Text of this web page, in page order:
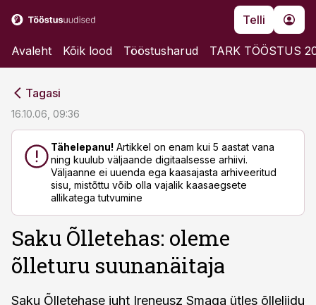
Telli
Avaleht Kõik lood Tööstusharud TARK TÖÖSTUS
Tagasi
16.10.06, 09:36
Tähelepanu! Artikkel on enam kui 5 aastat vana
ning kuulub väljaande digitaalsesse arhiivi.
Väljaanne ei uuenda ega kaasajasta arhiveeritud
sisu, mistõttu võib olla vajalik kaasaegsete
allikatega tutvumine
Saku Õlletehas: oleme
õlleturu suunanäitaja
Saku Õlletehase juht Ireneusz Smaga ütles õlleliidu